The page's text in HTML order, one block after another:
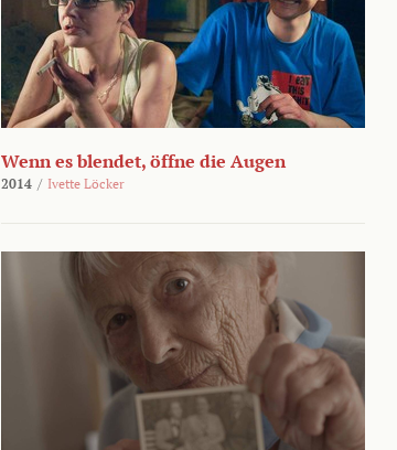
Wenn es blendet, öffne die Augen
2014 / Ivette Löcker